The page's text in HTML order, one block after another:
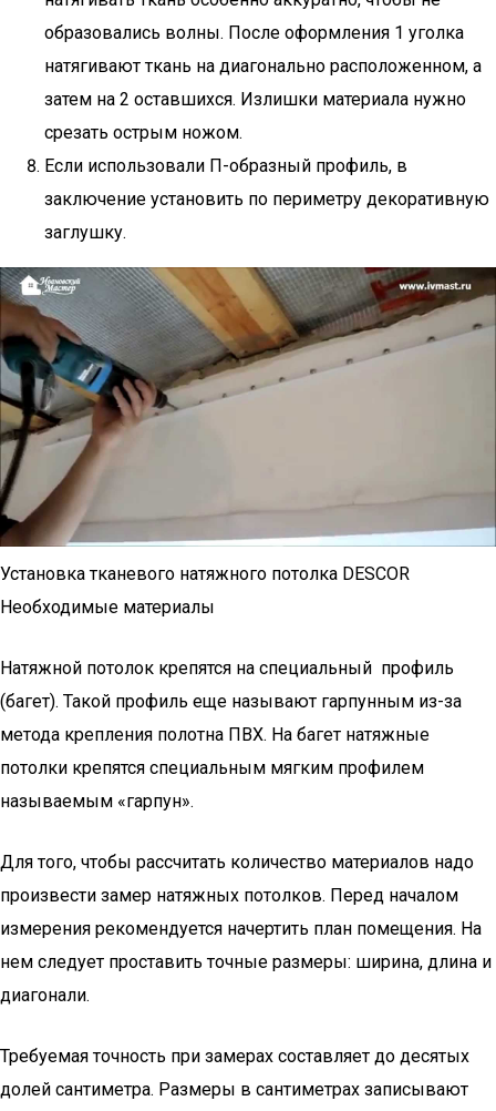
образовались волны. После оформления 1 уголка
натягивают ткань на диагонально расположенном, а
затем на 2 оставшихся. Излишки материала нужно
срезать острым ножом.
Если использовали П-образный профиль, в
заключение установить по периметру декоративную
заглушку.
Установка тканевого натяжного потолка DESCOR
Необходимые материалы
Натяжной потолок крепятся на специальный профиль
(багет). Такой профиль еще называют гарпунным из-за
метода крепления полотна ПВХ. На багет натяжные
потолки крепятся специальным мягким профилем
называемым «гарпун».
Для того, чтобы рассчитать количество материалов надо
произвести замер натяжных потолков. Перед началом
измерения рекомендуется начертить план помещения. На
нем следует проставить точные размеры: ширина, длина и
диагонали.
Требуемая точность при замерах составляет до десятых
долей сантиметра. Размеры в сантиметрах записывают